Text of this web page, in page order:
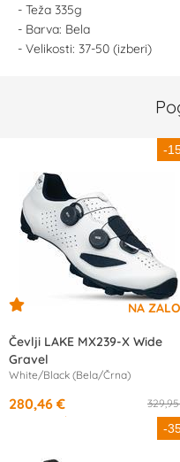
- Teža 335g
- Barva: Bela
- Velikosti: 37-50 (izberi)
-
Čevlji LAKE MX239-X Wide
Gravel
White/Black (Bela/Črna)
280,46 €
/mesec
-